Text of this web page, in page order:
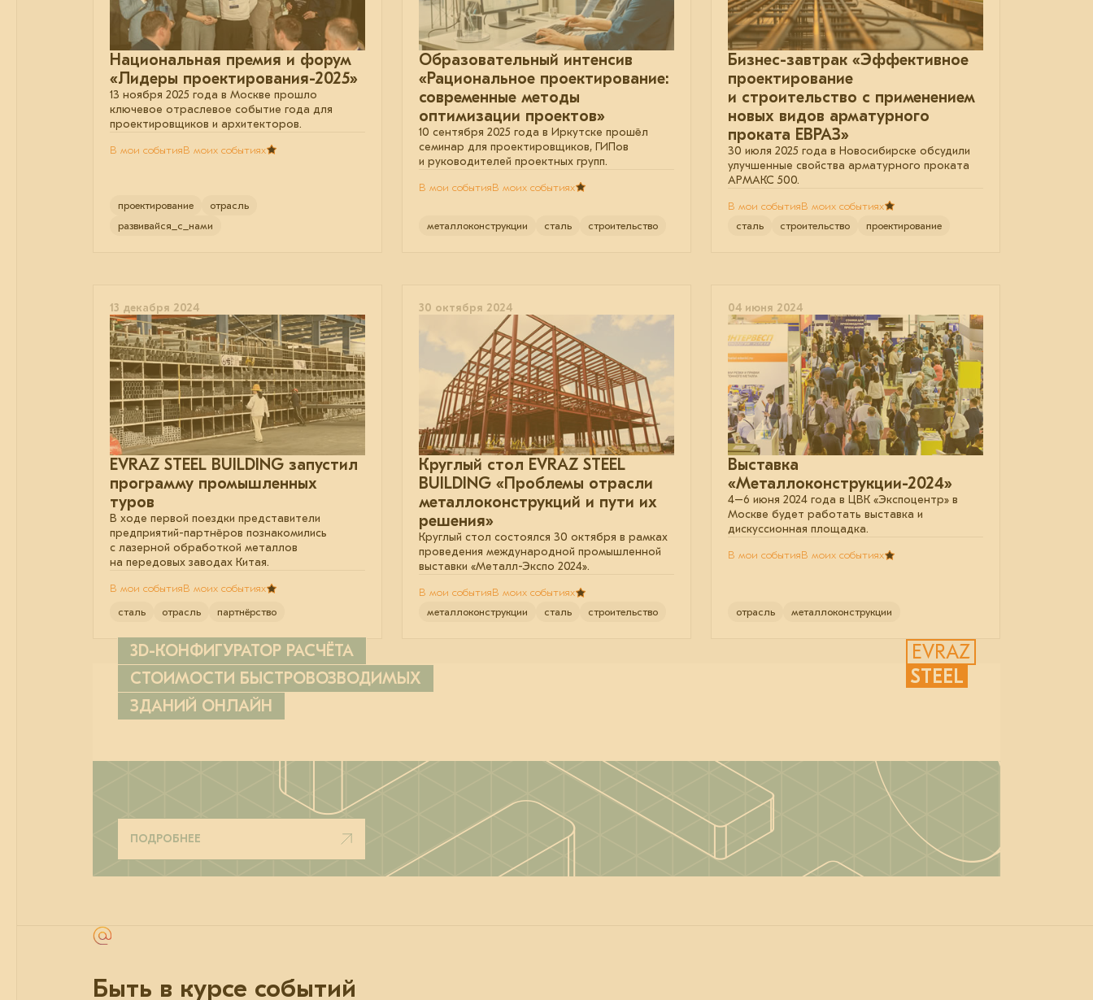
Национальная премия и форум
«Лидеры проектирования-2025»
13 ноября 2025 года в Москве прошло
ключевое отраслевое событие года для
проектировщиков и архитекторов.
В мои событияВ моих событиях
проектирование
отрасль
развивайся_с_нами
Образовательный интенсив
«Рациональное проектирование:
современные методы
оптимизации проектов»
10 сентября 2025 года в Иркутске прошёл
семинар для проектировщиков, ГИПов
и руководителей проектных групп.
В мои событияВ моих событиях
металлоконструкции сталь строительство
Бизнес-завтрак «Эффективное
проектирование
и строительство с применением
новых видов арматурного
проката ЕВРАЗ»
30 июля 2025 года в Новосибирске обсудили
улучшенные свойства арматурного проката
АРМАКС 500.
В мои событияВ моих событиях
сталь
строительство проектирование
13 декабря 2024
EVRAZ STEEL BUILDING запустил
программу промышленных
туров
В ходе первой поездки представители
предприятий-партнёров познакомились
с лазерной обработкой металлов
на передовых заводах Китая.
В мои событияВ моих событиях
сталь
отрасль партнёрство
30 октября 2024
Круглый стол EVRAZ STEEL
BUILDING «Проблемы отрасли
металлоконструкций и пути их
решения»
Круглый стол состоялся 30 октября в рамках
проведения международной промышленной
выставки «Металл-Экспо 2024».
В мои событияВ моих событиях
металлоконструкции
сталь строительство
04 июня 2024
Выставка
«Металлоконструкции-2024»
4–6 июня 2024 года в ЦВК «Экспоцентр» в
Москве будет работать выставка и
дискуссионная площадка.
В мои событияВ моих событиях
отрасль металлоконструкции
3D-КОНФИГУРАТОР РАСЧЁТА
СТОИМОСТИ БЫСТРОВОЗВОДИМЫХ
ЗДАНИЙ ОНЛАЙН
EVRAZ
STEEL
ПОДРОБНЕЕ
Быть в курсе событий